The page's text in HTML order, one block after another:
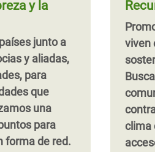
y la
junto a
y aliadas,
para
que
una
para
forma de red.
viven
clima